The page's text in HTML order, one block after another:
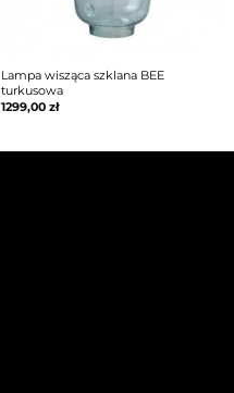
Lampa wisząca szklana BEE
turkusowa
1299,00 zł